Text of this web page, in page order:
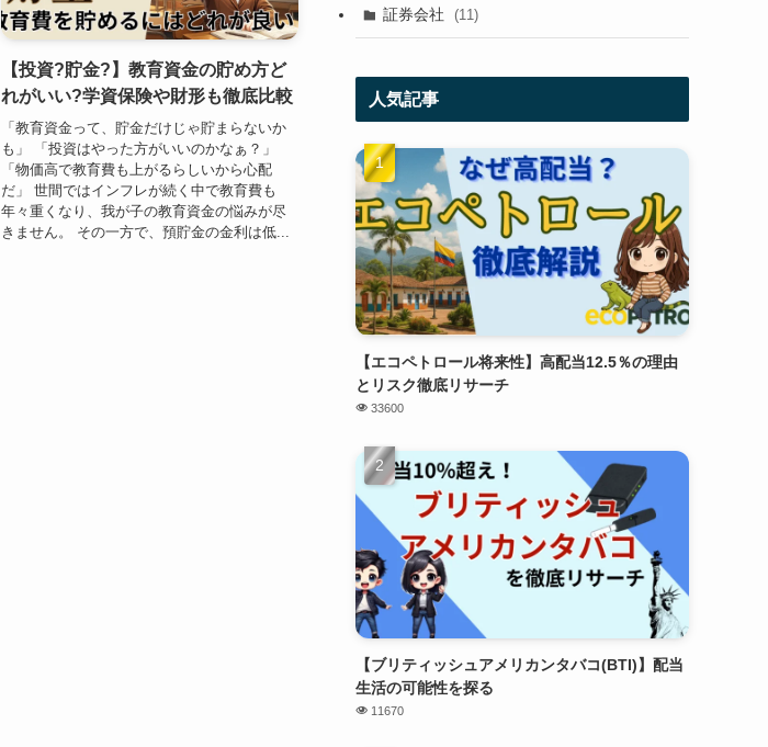
【投資?貯金?】教育資金の貯め方ど
れがいい?学資保険や財形も徹底比較
「教育資金って、貯金だけじゃ貯まらないか
も」 「投資はやった方がいいのかなぁ？」
「物価高で教育費も上がるらしいから心配
だ」 世間ではインフレが続く中で教育費も
年々重くなり、我が子の教育資金の悩みが尽
きません。 その一方で、預貯金の金利は低...
証券会社 (11)
人気記事
【エコペトロール将来性】高配当12.5％の理由
とリスク徹底リサーチ
33600
【ブリティッシュアメリカンタバコ(BTI)】配当
生活の可能性を探る
11670